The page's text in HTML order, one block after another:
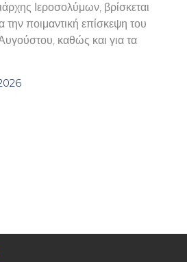
Ιεροσολύμων, βρίσκεται
την ποιμαντική επίσκεψη του
καθώς και για τα